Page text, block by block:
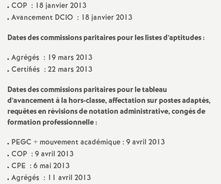
E
s
COP : 18 janvier 2013
Avancement DCIO : 18 janvier 2013
Dates des commissions paritaires pour les listes d’aptitudes :
Agrégés : 19 mars 2013
Certifiés : 22 mars 2013
Dates des commissions paritaires pour le tableau
d’avancement à la hors-classe, affectation sur postes adaptés,
requêtes en révisions de notation administrative, congés de
formation professionnelle :
PEGC + mouvement académique : 9 avril 2013
COP : 9 avril 2013
CPE : 6 mai 2013
Agrégés : 11 avril 2013